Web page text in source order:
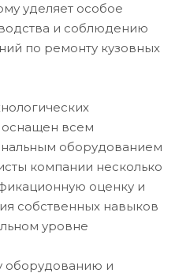
уделяет особое
и соблюдению
по ремонту кузовных
оснащен всем
оборудованием
компании несколько
оценку и
собственных навыков
уровне
оборудованию и